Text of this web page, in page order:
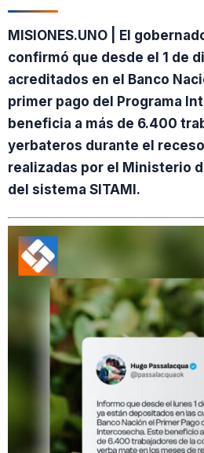
MISIONES.UNO | El
confirmó que desde el 1 de
acreditados en el Banco
primer pago del Programa
beneficia a más de 6.400
yerbateros durante el
realizadas por el Ministerio
del sistema SITAMI.